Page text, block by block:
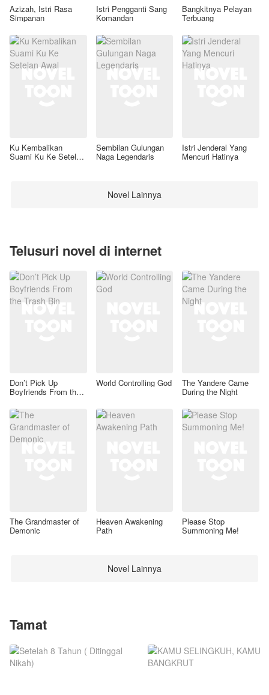
Azizah, Istri Rasa
Simpanan
Istri Pengganti Sang
Komandan
Bangkitnya Pelayan
Terbuang
Ku Kembalikan
Suami Ku Ke Setelan
Sembilan Gulungan
Naga Legendaris
Istri Jenderal Yang
Mencuri Hatinya
Novel Lainnya
Telusuri novel di internet
Don’t Pick Up
Boyfriends From the
World Controlling God The Yandere Came
During the Night
The Grandmaster of
Demonic
Heaven Awakening
Path
Please Stop
Summoning Me!
Novel Lainnya
Tamat